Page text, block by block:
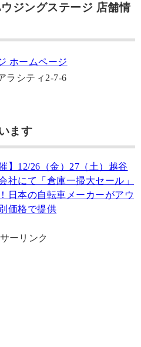
ジングステージ 店舗情
ホームページ
ラシティ2-7-6
ます
】12/26（金）27（土）越谷
社にて「倉庫一掃大セール」
日本の自転車メーカーがアウ
価格で提供
ーリンク